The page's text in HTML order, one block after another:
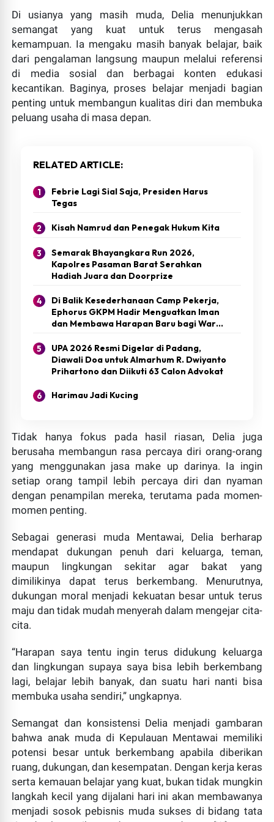
Plt Ketua PWI Paliko Siapkan Dua Gugatan, PWI Sumbar
Bentuk TPF
Padang,essapers com - Persatuan Wartawan Indonesia
(PWI) Sumatera Barat membentuk Tim Pencari Fakta
(TPF), sedangkan Plt Ketua PWI Payakumbu...
GOAT adalah milik TUHAN GOAT = Greatest Of All Time
oleh : Akmal Pemerhati Dunia Sepak Bola Sepekan telah
berlalu sejak perhelatan Piala Dunia 2026 selesai. Namun
Geger! Dugaan Hubungan Terlarang Aparatur Desa
Terungkap dari Temuan Warga di Malam Hari Dalam
Semak Belukar
ESSAPERS.COM | MENTAWAI ~ Dugaan pelanggaran
norma sosial yang melibatkan Kepala Dusun Biu-Biu, Desa
Saumanganyak, Kecamatan Pagai Utara, me...
HAK JAWAB NOVA AFRIANI, SH,MH “Tidak Benar Nova
Afriani, SH,MH Rangkap Jabatan di RSUP M Djamil”
ESSAPERS.COM | PADANG – Menindaklanjuti Putusan
Penyelesaian Pengaduan, Nova Afriani, SH, MH me...
Di usianya yang masih muda, Delia menunjukkan
semangat yang kuat untuk terus mengasah
kemampuan. Ia mengaku masih banyak belajar, baik
dari pengalaman langsung maupun melalui referensi
di media sosial dan berbagai konten edukasi
kecantikan. Baginya, proses belajar menjadi bagian
penting untuk membangun kualitas diri dan membuka
peluang usaha di masa depan.
RELATED ARTICLE
Febrie Lagi Sial Saja, Presiden Harus
Tegas
Kisah Namrud dan Penegak Hukum Kita
Semarak Bhayangkara Run 2026,
Kapolres Pasaman Barat Serahkan
Hadiah Juara dan Doorprize
Di Balik Kesederhanaan Camp Pekerja,
Ephorus GKPM Hadir Menguatkan Iman
dan Membawa Harapan Baru bagi Warga
UPA 2026 Resmi Digelar di Padang,
Diawali Doa untuk Almarhum R. Dwiyanto
Prihartono dan Diikuti 63 Calon Advokat
Harimau Jadi Kucing
Tidak hanya fokus pada hasil riasan, Delia juga
berusaha membangun rasa percaya diri orang-orang
yang menggunakan jasa make up darinya. Ia ingin
setiap orang tampil lebih percaya diri dan nyaman
dengan penampilan mereka, terutama pada momen-
momen penting.
Sebagai generasi muda Mentawai, Delia berharap
mendapat dukungan penuh dari keluarga, teman,
maupun lingkungan sekitar agar bakat yang
dimilikinya dapat terus berkembang. Menurutnya,
dukungan moral menjadi kekuatan besar untuk terus
maju dan tidak mudah menyerah dalam mengejar cita-
cita.
“Harapan saya tentu ingin terus didukung keluarga
dan lingkungan supaya saya bisa lebih berkembang
lagi, belajar lebih banyak, dan suatu hari nanti bisa
membuka usaha sendiri,” ungkapnya.
Semangat dan konsistensi Delia menjadi gambaran
bahwa anak muda di Kepulauan Mentawai memiliki
potensi besar untuk berkembang apabila diberikan
ruang, dukungan, dan kesempatan. Dengan kerja keras
serta kemauan belajar yang kuat, bukan tidak mungkin
langkah kecil yang dijalani hari ini akan membawanya
menjadi sosok pebisnis muda sukses di bidang tata